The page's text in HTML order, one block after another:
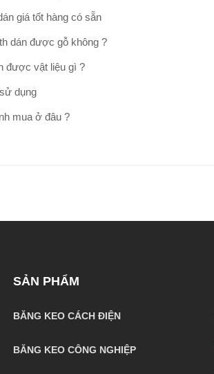
giá tốt hàng có sẵn
dán được gỗ không ?
được vật liệu gì ?
dụng
mua ở đâu ?
SẢN PHẨM
BĂNG KEO CÁCH ĐIỆN
BĂNG KEO CÔNG NGHIỆP